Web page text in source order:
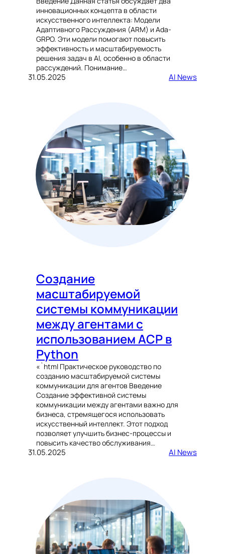
инновационных концепта в области
искусственного интеллекта: Модели
Адаптивного Рассуждения (ARM) и Ada-
GRPO. Эти модели помогают повысить
эффективность и масштабируемость
решения задач в AI, особенно в области
рассуждений. Понимание…
31.05.2025 AI News
Создание
масштабируемой
системы коммуникации
между агентами с
использованием ACP в
Python
«`html Практическое руководство по
созданию масштабируемой системы
коммуникации для агентов Введение
Создание эффективной системы
коммуникации между агентами важно для
бизнеса, стремящегося использовать
искусственный интеллект. Этот подход
позволяет улучшить бизнес-процессы и
повысить качество обслуживания…
31.05.2025 AI News